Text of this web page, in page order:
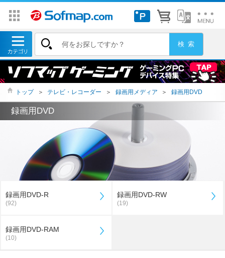
トップ ＞ テレビ・レコーダー ＞ 録画用メディア ＞ 録画用DVD
録画用DVD
録画用DVD-R
(92)
録画用DVD-RW
(19)
録画用DVD-RAM
(10)